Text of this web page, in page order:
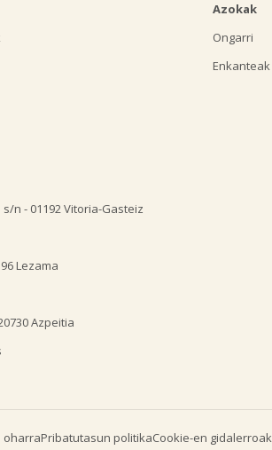
Azokak
Ongarri
Enkanteak
n - 01192 Vitoria-Gasteiz
Lezama
Azpeitia
oharraPribatutasun politikaCookie-en gidalerroak